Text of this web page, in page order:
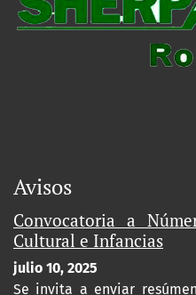
Avisos
Convocatoria a
Cultural e Infancias
julio 10, 2025
Se invita a enviar